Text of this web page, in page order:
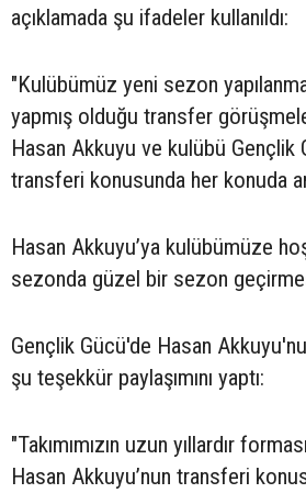
açıklamada şu ifadeler kullanıldı:
"Kulübümüz yeni sezon
yapmış olduğu transfer
Hasan Akkuyu ve kulübü Gençlik
transferi konusunda her konuda
Hasan Akkuyu’ya kulübümüze
sezonda güzel bir sezon
Gençlik Gücü'de Hasan
şu teşekkür paylaşımını yaptı:
"Takımımızın uzun yıllardır
Hasan Akkuyu’nun transferi